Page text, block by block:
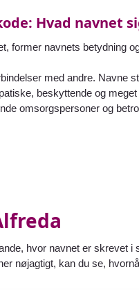
Hvad navnet
former navnets betydning
med andre.
beskyttende og
omsorgspersoner og
hvor navnet er skrevet
nøjagtigt, kan du se,